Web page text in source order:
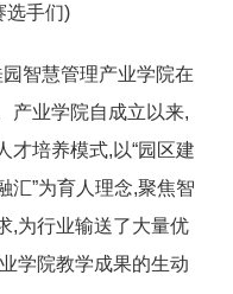
选手们)
智慧管理产业学院在
产业学院自成立以来,
才培养模式,以“园区建
汇”为育人理念,聚焦智
,为行业输送了大量优
学院教学成果的生动